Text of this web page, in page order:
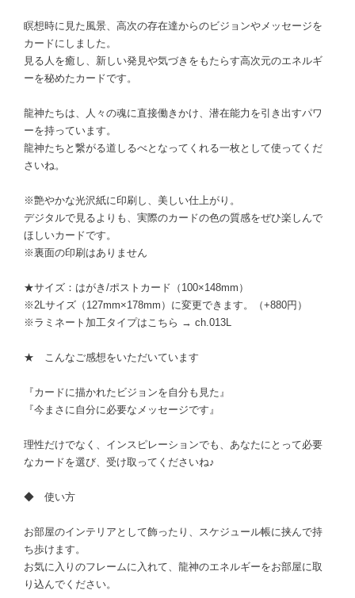
瞑想時に見た風景、高次の存在達からのビジョンやメッセージを
カードにしました。
見る人を癒し、新しい発見や気づきをもたらす高次元のエネルギ
ーを秘めたカードです。
龍神たちは、人々の魂に直接働きかけ、潜在能力を引き出すパワ
ーを持っています。
龍神たちと繋がる道しるべとなってくれる一枚として使ってくだ
さいね。
※艶やかな光沢紙に印刷し、美しい仕上がり。
デジタルで見るよりも、実際のカードの色の質感をぜひ楽しんで
ほしいカードです。
※裏面の印刷はありません
★サイズ：はがき/ポストカード（100×148mm）
※2Lサイズ（127mm×178mm）に変更できます。（+880円）
※ラミネート加工タイプはこちら → ch.013L
★ こんなご感想をいただいています
『カードに描かれたビジョンを自分も見た』
『今まさに自分に必要なメッセージです』
理性だけでなく、インスピレーションでも、あなたにとって必要
なカードを選び、受け取ってくださいね♪
◆ 使い方
お部屋のインテリアとして飾ったり、スケジュール帳に挟んで持
ち歩けます。
お気に入りのフレームに入れて、龍神のエネルギーをお部屋に取
り込んでください。